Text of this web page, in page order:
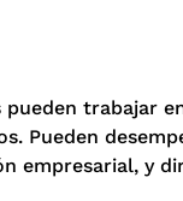
trabajar
Pueden
empresarial, y